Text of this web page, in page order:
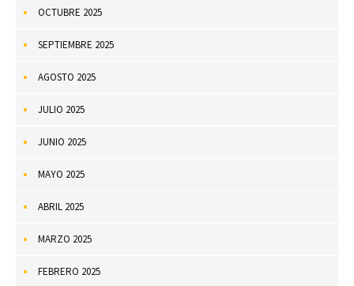
OCTUBRE 2025
SEPTIEMBRE 2025
AGOSTO 2025
JULIO 2025
JUNIO 2025
MAYO 2025
ABRIL 2025
MARZO 2025
FEBRERO 2025